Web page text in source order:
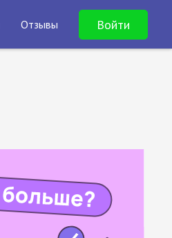
Отзывы Войти